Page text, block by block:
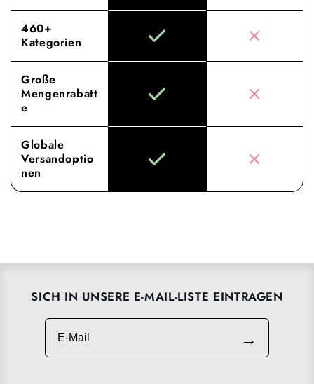
460+
Kategorien
Große
Mengenrabatt
e
Globale
Versandoptio
nen
SICH IN UNSERE E-MAIL-LISTE EINTRAGEN
E-Mail
→